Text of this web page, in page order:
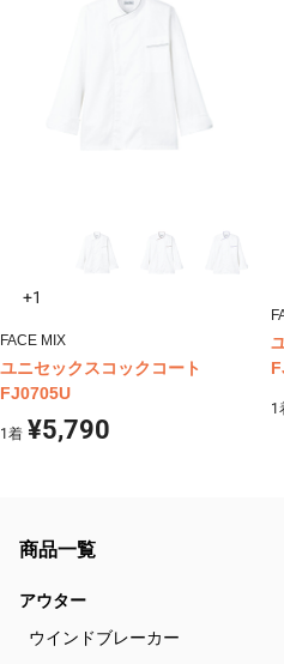
+1
FACE MIX
ユニセックスコックコート
FJ0705U
1 着 ¥5,790
1
商品一覧
アウター
ウインドブレーカー